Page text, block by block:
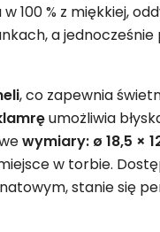
100 % z miękkiej,
a
, co zapewnia
umożliwia
wymiary: ø 18,5 ×
w torbie.
stanie się